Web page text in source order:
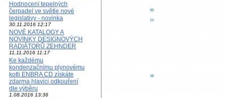
Hodnocení tepelných
čerpadel ve světle nové
legislativy - novinka
30.11.2016 12:17
NOVÉ KATALOGY A
NOVINKY DESIGNOVÝCH
RADIÁTORŮ ZEHNDER
11.11.2016 11:17
Ke každému
kondenzačnímu plynovému
kotli ENBRA CD získáte
zdarma hlavici odkouření
dle výběru
1.08.2016 13:36